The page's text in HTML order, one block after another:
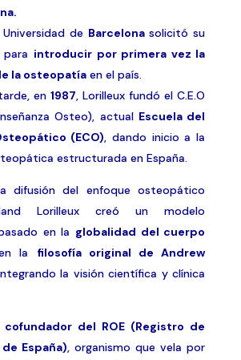
Universidad de Barcelonasolicitó su
introducir por primera vez la
la osteopatíaen el país.
en1987, Lorilleux fundó el C.E.O
Osteo), actual Escuela del
(ECO), dando inicio a la
estructurada en España.
difusión del enfoque osteopático
Lorilleux creó un modelo
en la globalidad del cuerpo
la filosofía original de Andrew
la visión científica y clínica
cofundador del ROE (Registro de
España), organismo que vela por